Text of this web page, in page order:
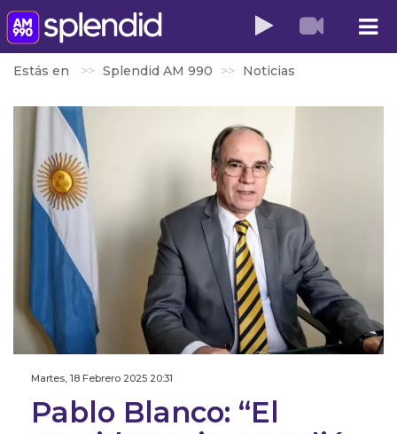
Estás en Splendid AM 990 Noticias
Martes, 18 Febrero 2025 20:31
Pablo Blanco: “El